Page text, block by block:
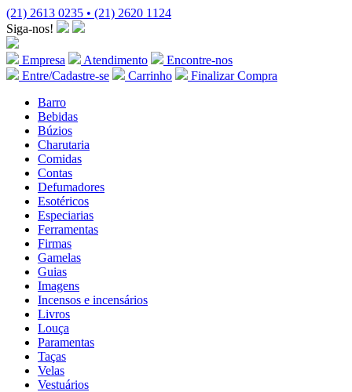
(21) 2613 0235 • (21) 2620 1124
Siga-nos!
Empresa Atendimento
Encontre-nos
Entre/Cadastre-se
Carrinho
Finalizar Compra
Barro
Bebidas
Búzios
Charutaria
Comidas
Contas
Defumadores
Esotéricos
Especiarias
Ferramentas
Firmas
Gamelas
Guias
Imagens
Incensos e incensários
Livros
Louça
Paramentas
Taças
Velas
Vestuários